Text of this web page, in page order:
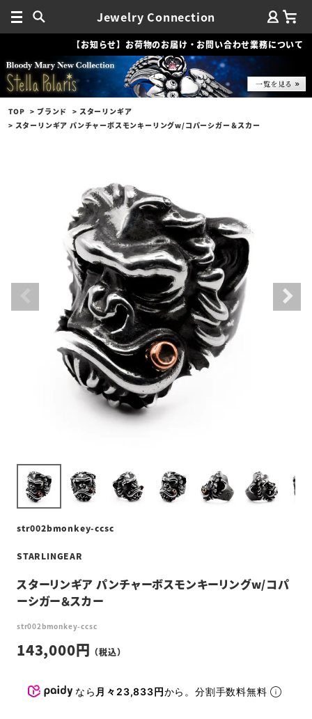
Jewelry Connection
【お知らせ】お荷物のお届け・お問い合わせ業務について
TOP ブランド
スターリンギア
スターリンギア パンチャーボスモンキーリングw/コパーシガー＆スカー
str002bmonkey-ccsc
STARLINGEAR
スターリンギア パンチャーボスモンキーリングw/コパ
ーシガー＆スカー
str002bmonkey-ccsc
143,000
なら 月々23,833円から。分割手数料無料